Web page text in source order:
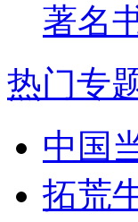
著名
热门专
中国
拓荒